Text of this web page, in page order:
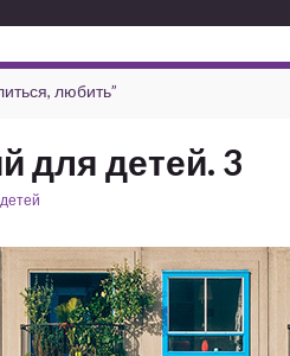
любить”
для детей. 3